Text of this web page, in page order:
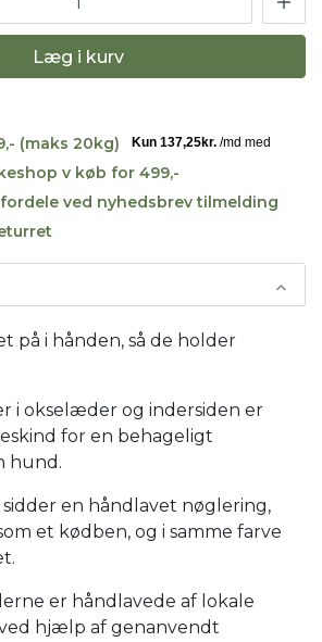
Læg i kurv
(maks 20kg)
v køb for 499,-
ved nyhedsbrev tilmelding
på i hånden, så de holder
i okselæder og indersiden er
for en behageligt
hund.
en håndlavet nøglering,
et kødben, og i samme farve
er håndlavede af lokale
hjælp af genanvendt